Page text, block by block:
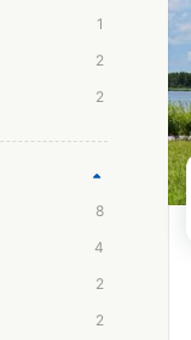
1
2
2
8
4
2
2